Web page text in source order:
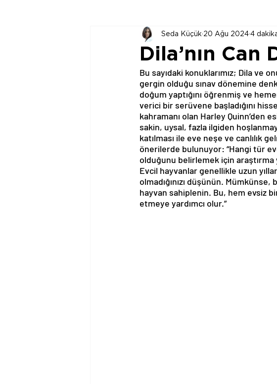
Dila’nın
Seda Küçük 20 Ağu 2024 4
Bu sayıdaki konuklarımız; Dila ve
gergin olduğu sınav dönemine
doğum yaptığını öğrenmiş ve
verici bir serüvene başladığını
kahramanı olan Harley Quinn’den
sakin, uysal, fazla ilgiden
katılması ile eve neşe ve canlılık
önerilerde bulunuyor: “Hangi tür
olduğunu belirlemek için araştırma
Evcil hayvanlar genellikle uzun
olmadığınızı düşünün.
hayvan sahiplenin. Bu, hem evsiz
etmeye yardımcı olur.”